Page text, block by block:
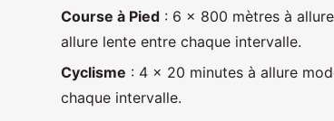
Course à Pied : 6 x 800 mètres à
allure lente entre chaque intervalle.
Cyclisme : 4 x 20 minutes à allure
chaque intervalle.